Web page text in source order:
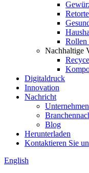
Nachhaltige
Digitaldruck
Innovation
Nachricht
Blog
Herunterladen
Kontaktieren Sie
English